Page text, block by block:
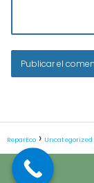
ReparEco Uncategorized